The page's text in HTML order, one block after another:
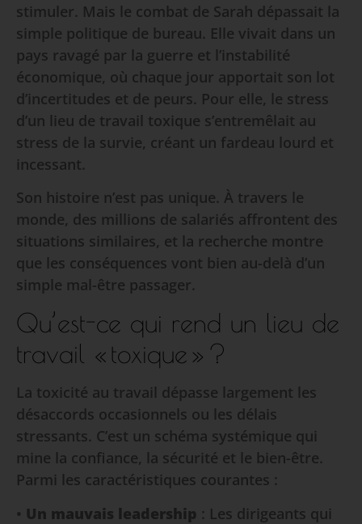
stimuler. Mais le combat de Sarah dépassait la
simple politique de bureau. Elle vivait dans un
pays ravagé par la guerre et l’instabilité
économique, où chaque jour apportait son lot
d’incertitudes et de peurs. Pour elle, le stress
d’un lieu de travail toxique s’entremêlait au
stress de la survie, créant un fardeau lourd et
incessant.
Son histoire n’est pas unique. À travers le
monde, des millions de salariés affrontent des
situations similaires, et la recherche montre
que les conséquences vont bien au-delà d’un
simple mal-être passager.
Qu’est-ce qui rend un lieu de
travail « toxique » ?
La toxicité au travail dépasse largement les
désaccords occasionnels ou les délais
stressants. C’est un schéma systémique qui
mine la confiance, la sécurité et le bien-être.
Parmi les caractéristiques courantes :
• Un mauvais leadership : Les dirigeants qui